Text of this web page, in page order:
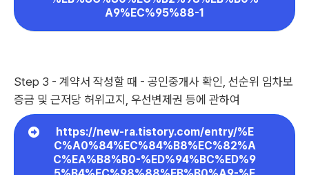
A9%EC%95%88-1
Step 3 - 계약서 작성할 때 - 공인중개사 확인, 선순위 임차보
증금 및 근저당 허위고지, 우선변제권 등에 관하여
https://new-ra.tistory.com/entry/%E
C%A0%84%EC%84%B8%EC%82%A
C%EA%B8%B0-%ED%94%BC%ED%9